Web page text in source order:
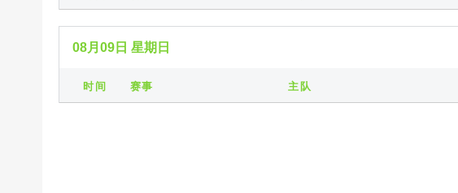
08月09日 星期日
时间 赛事 主队